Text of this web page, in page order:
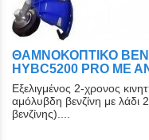
ΘΑΜΝΟΚΟΠΤΙΚΟ
HYBC5200 PRO ΜΕ
Εξελιγμένος 2-χρονος
αμόλυβδη βενζίνη με λάδι
βενζίνης)....